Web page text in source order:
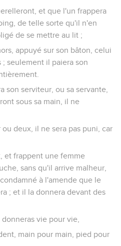
et que l'un frappera
de telle sorte qu'il n'en
de se mettre au lit ;
appuyé sur son bâton, celui
; seulement il paiera son
son serviteur, ou sa servante,
sous sa main, il ne
deux, il ne sera pas puni, car
et frappent une femme
sans qu'il arrive malheur,
à l'amende que le
; et il la donnera devant des
vie pour vie,
main pour main, pied pour